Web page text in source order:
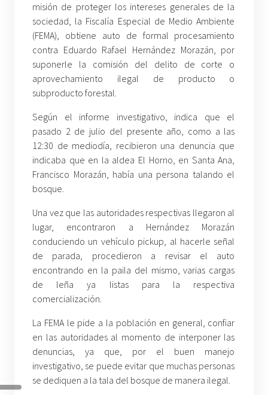
misión de proteger los intereses generales de la
sociedad, la Fiscalía Especial de Medio Ambiente
(FEMA), obtiene auto de formal procesamiento
contra Eduardo Rafael Hernández Morazán, por
suponerle la comisión del delito de corte o
aprovechamiento ilegal de producto o
subproducto forestal.
Según el informe investigativo, indica que el
pasado 2 de julio del presente año, como a las
12:30 de mediodía, recibieron una denuncia que
indicaba que en la aldea El Horno, en Santa Ana,
Francisco Morazán, había una persona talando el
bosque.
Una vez que las autoridades respectivas llegaron al
lugar, encontraron a Hernández Morazán
conduciendo un vehículo pickup, al hacerle señal
de parada, procedieron a revisar el auto
encontrando en la paila del mismo, varias cargas
de leña ya listas para la respectiva
comercialización.
La FEMA le pide a la población en general, confiar
en las autoridades al momento de interponer las
denuncias, ya que, por el buen manejo
investigativo, se puede evitar que muchas personas
se dediquen a la tala del bosque de manera ilegal.